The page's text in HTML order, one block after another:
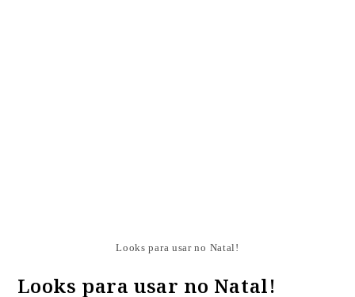
Looks para usar no Natal!
Looks para usar no Natal!